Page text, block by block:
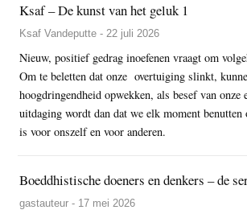
Ksaf – De kunst van het geluk 1
Ksaf Vandeputte - 22 juli 2026
Nieuw, positief gedrag inoefenen vraagt om
Om te beletten dat onze overtuiging slinkt,
hoogdringendheid opwekken, als besef van onze
uitdaging wordt dan dat we elk moment benutten
is voor onszelf en voor anderen.
Boeddhistische doeners en denkers – de
gastauteur - 17 mei 2026